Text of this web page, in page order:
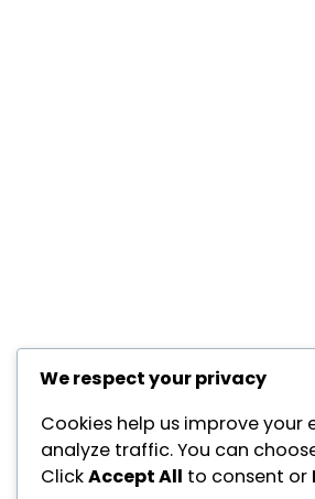
We respect your privacy
Cookies help us improve your
analyze traffic. You can
ClickAccept All to consent or